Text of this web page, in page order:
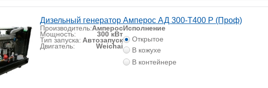
Дизельный генератор Амперос АД 300-Т400 P (Проф)
Производитель:Амперос
Мощность: 300 кВт
Тип запуска: Автозапуск
Двигатель: Weichai
Исполнение
Открытое
В кожухе
В контейнере